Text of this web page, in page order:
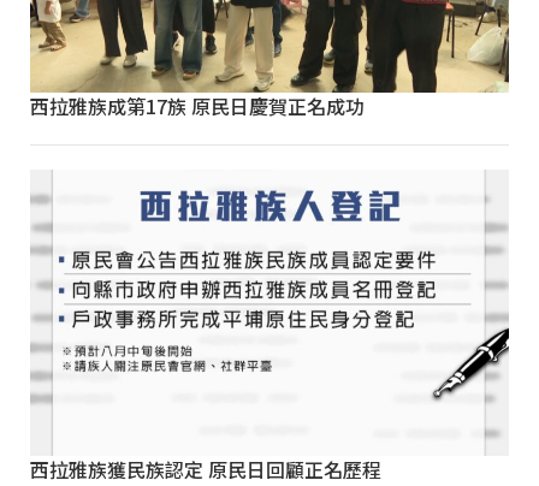
西拉雅族成第17族 原民日慶賀正名成功
西拉雅族獲民族認定 原民日回顧正名歷程